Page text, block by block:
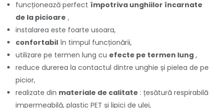
funcționează perfect împotriva unghiilor încarnate
de la picioare ,
instalarea este foarte usoara,
confortabil în timpul funcționării,
utilizare pe termen lung cu efecte pe termen lung ,
reduce durerea la contactul dintre unghie și pielea de pe
picior,
realizate din materiale de calitate : țesătură respirabilă
impermeabilă, plastic PET și lipici de ulei,